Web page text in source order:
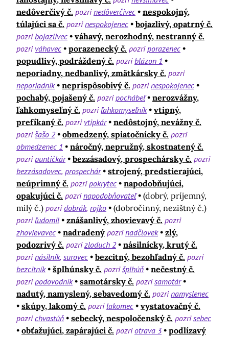
nedôverčivý č. pozrinedôverčivec
nespokojný,
túlajúci sa č. pozrinespokojenec
bojazlivý, opatrný č.
pozribojazlivec
váhavý, nerozhodný, nestranný č.
pozri váhavec porazenecký č. pozriporazenec
popudlivý, podráždený č. pozriblázon 1
neporiadny, nedbanlivý, zmätkársky č. pozri
neporiadnik
neprispôsobivý č. pozrinespokojenec
pochabý, pojašený č. pozripochábeľ
nerozvážny,
ľahkomyseľný č. pozriľahkomyseľník
vtipný,
prefíkaný č. pozri vtipkár
nedôstojný, nevážny č.
pozrišašo 2 obmedzený, spiatočnícky č. pozri
obmedzenec 1
náročný, nepružný, skostnatený č.
pozripuntičkár bezzásadový, prospechársky č. pozri
bezzásadovec prospechár
strojený, predstierajúci,
neúprimný č. pozripokrytec
napodobňujúci,
opakujúci č. pozrinapodobňovateľ
(dobrý, príjemný,
milý č.) pozridobrák rojko
(dobročinný, nezištný č.)
pozriľudomil znášanlivý, zhovievavý č. pozri
zhovievavec
nadradený pozrinadčlovek
zlý,
podozrivý č. pozrizloduch 2
násilnícky, krutý č.
pozrinásilník surovec bezcitný, bezohľadný č. pozri
bezcitník
šplhúnsky č. pozrišplhúň
nečestný č.
pozripodovodník samotársky č. pozrisamotár
nadutý, namyslený, sebavedomý č. pozrinamyslenec
skúpy, lakomý č. pozrilakomec
vystatovačný č.
pozrichvastúň sebecký, nespoločenský č. pozrisebec
obťažujúci, zapárajúci č. pozriotrava 3
podlízavý